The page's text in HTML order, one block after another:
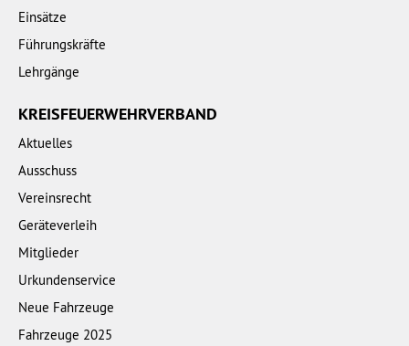
Einsätze
Führungskräfte
Lehrgänge
KREISFEUERWEHRVERBAND
Aktuelles
Ausschuss
Vereinsrecht
Geräteverleih
Mitglieder
Urkundenservice
Neue Fahrzeuge
Fahrzeuge 2025